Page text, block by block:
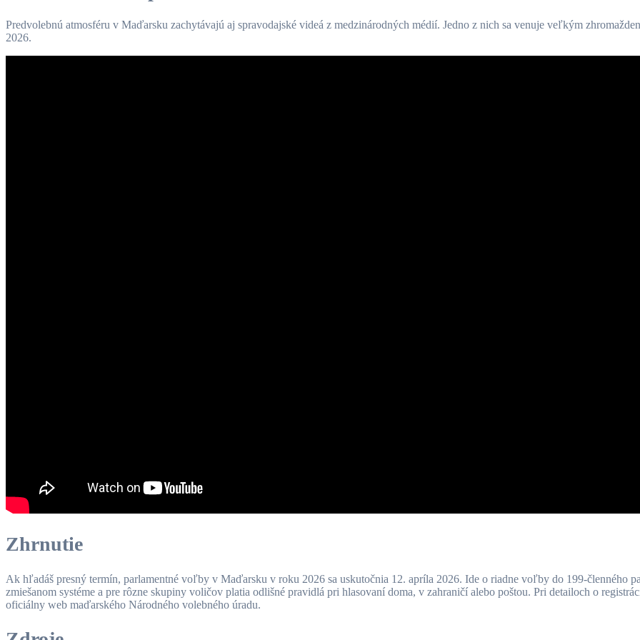
Predvolebnú atmosféru v Maďarsku zachytávajú aj spravodajské videá z medzinárodných médií. Jedno z nich sa venuje veľkým
2026.
Zhrnutie
Ak hľadáš presný termín, parlamentné voľby v Maďarsku v roku 2026 sa uskutočnia 12. apríla 2026. Ide o riadne voľby do 199-členného
zmiešanom systéme a pre rôzne skupiny voličov platia odlišné pravidlá pri hlasovaní doma, v zahraničí alebo poštou. Pri detailoch o
oficiálny web maďarského Národného volebného úradu.